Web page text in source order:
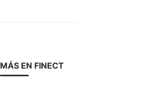
MÁS EN FINECT